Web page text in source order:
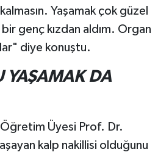
Yaşamak çok güzel
genç kızdan aldım. Organ
diye konuştu.
YAŞAMAK DA
Öğretim Üyesi Prof. Dr.
kalp nakillisi olduğunu